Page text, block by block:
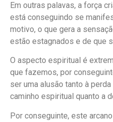
Em outras palavas, a força
está conseguindo se
motivo, o que gera a
estão estagnados e de que
O aspecto espiritual é
que fazemos, por
ser uma alusão tanto à
caminho espiritual quanto a
Por conseguinte, este